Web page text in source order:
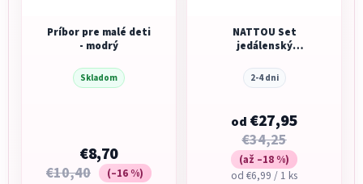
Príbor pre malé deti
- modrý
Skladom
€8,70
€10,40 (–16 %)
NATTOU Set
jedálenský
2-4 dni
od €27,95
€34,25
(až –18 %)
Jednotková
od €6,99 / 1 ks